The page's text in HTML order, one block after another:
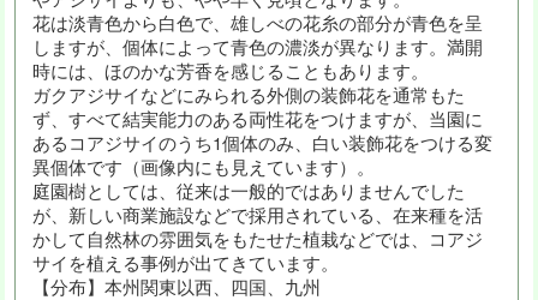
花は淡青色から白色で、雄しべの花糸の部分が青色を呈
しますが、個体によって青色の濃淡が異なります。満開
時には、ほのかな芳香を感じることもあります。
ガクアジサイなどにみられる外側の装飾花を通常もた
ず、すべて結実能力のある両性花をつけますが、当園に
あるコアジサイのうち1個体のみ、白い装飾花をつける変
異個体です（画像内にも見えています）。
庭園樹としては、従来は一般的ではありませんでした
が、新しい商業施設などで採用されている、在来種を活
かして自然林の雰囲気をもたせた植栽などでは、コアジ
サイを植える事例が出てきています。
【分布】本州関東以西、四国、九州